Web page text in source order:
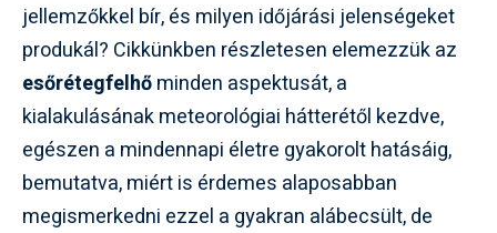
jellemzőkkel bír, és milyen időjárási jelenségeket
produkál? Cikkünkben részletesen elemezzük az
esőrétegfelhőminden aspektusát, a
kialakulásának meteorológiai hátterétől kezdve,
egészen a mindennapi életre gyakorolt hatásáig,
bemutatva, miért is érdemes alaposabban
megismerkedni ezzel a gyakran alábecsült, de